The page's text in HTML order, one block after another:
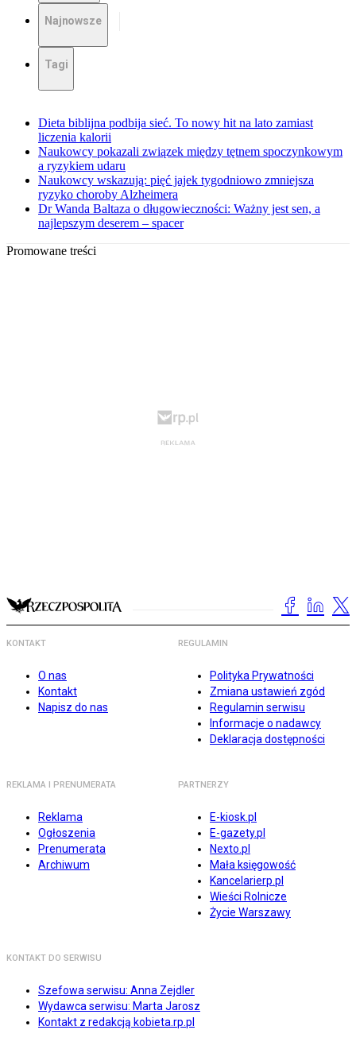
Najnowsze
Tagi
Dieta biblijna podbija sieć. To nowy hit na lato zamiast
liczenia kalorii
Naukowcy pokazali związek między tętnem spoczynkowym
a ryzykiem udaru
Naukowcy wskazują: pięć jajek tygodniowo zmniejsza
ryzyko choroby Alzheimera
Dr Wanda Baltaza o długowieczności: Ważny jest sen, a
najlepszym deserem – spacer
Promowane treści
KONTAKT
O nas
Kontakt
Napisz do nas
REGULAMIN
Polityka Prywatności
Zmiana ustawień zgód
Regulamin serwisu
Informacje o nadawcy
Deklaracja dostępności
REKLAMA I PRENUMERATA
Reklama
Ogłoszenia
Prenumerata
Archiwum
PARTNERZY
E-kiosk.pl
E-gazety.pl
Nexto.pl
Mała księgowość
Kancelarierp.pl
Wieści Rolnicze
Życie Warszawy
KONTAKT DO SERWISU
Szefowa serwisu: Anna Zejdler
Wydawca serwisu: Marta Jarosz
Kontakt z redakcją kobieta.rp.pl